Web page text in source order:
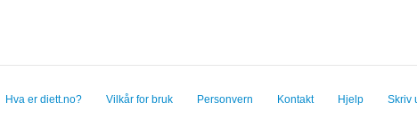
Hva er diett.no? Vilkår for bruk Personvern Kontakt Hjelp Skriv